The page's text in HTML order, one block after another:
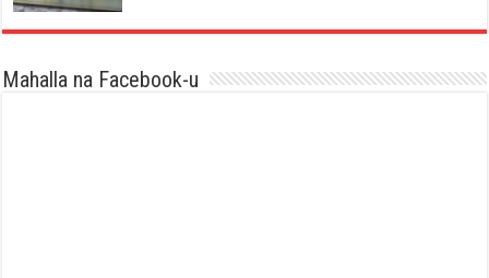
Mahalla na Facebook-u